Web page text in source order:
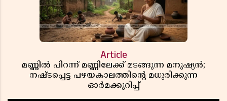
Article
മണ്ണിൽ പിറന്ന് മണ്ണിലേക്ക് മടങ്ങുന്ന മനുഷ്യൻ;
നഷ്ടപ്പെട്ട പഴയകാലത്തിൻ്റെ മധുരിക്കുന്ന
ഓർമക്കുറിപ്പ്